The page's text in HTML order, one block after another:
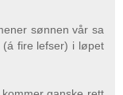
sønnen vår sa
fire lefser) i løpet